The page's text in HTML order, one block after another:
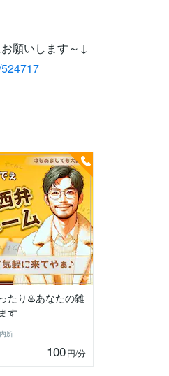
願いします～↓
たり♨️あなたの雑
す
所
100円/分